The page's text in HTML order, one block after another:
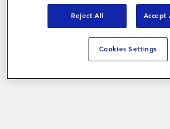
Kontakta oss
mässor och webbinarier
konferenser som Magnit
Reject All Accept
Cookies Settings